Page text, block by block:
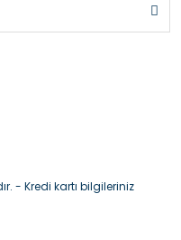
- Kredi kartı bilgileriniz